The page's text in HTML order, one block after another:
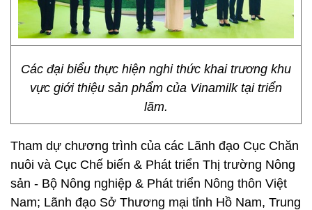
Các đại biểu thực hiện nghi thức khai trương khu
vực giới thiệu sản phẩm của Vinamilk tại triển
lãm.
Tham dự chương trình của các Lãnh đạo Cục Chăn
nuôi và Cục Chế biến & Phát triển Thị trường Nông
sản - Bộ Nông nghiệp & Phát triển Nông thôn Việt
Nam; Lãnh đạo Sở Thương mại tỉnh Hồ Nam, Trung